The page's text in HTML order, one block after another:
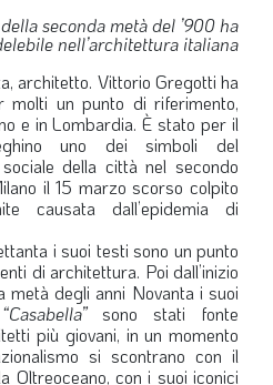
seconda metà del ’900 ha
nell’architettura italiana
architetto. Vittorio Gregotti ha
molti un punto di riferimento,
e in Lombardia. È stato per il
uno dei simboli del
della città nel secondo
il 15 marzo scorso colpito
causata dall’epidemia di
i suoi testi sono un punto
di architettura. Poi dall’inizio
metà degli anni Novanta i suoi
“Casabella”sono stati fonte
più giovani, in un momento
si scontrano con il
Oltreoceano, con i suoi iconici